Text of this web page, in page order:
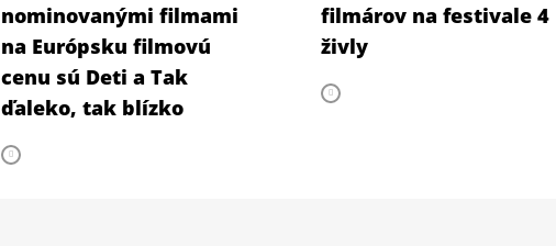
nominovanými filmami
na Európsku filmovú
cenu sú Deti a Tak
ďaleko, tak blízko
filmárov na festivale 4
živly